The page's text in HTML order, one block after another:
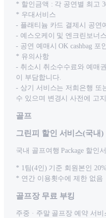
* 할인금액 : 각 공연별 최고
* 우대서비스
- 플래티늄 카드 결제시 공연
- 예스오케이 및 엔크린보너
- 공연 예매시 OK cashbag 포
* 유의사항
- 취소시 취소수수료와 예매
이 부담합니다.
- 상기 서비스는 저희은행 또
수 있으며 변경시 사전에 고
골프
그린피 할인 서비스(국내)
국내 골프여행 Package 할인
* 1팀(4인) 기준 회원본인
* 연간 이용횟수에 제한 없음
골프장 무료 부킹
주중 · 주말 골프장 예약 서